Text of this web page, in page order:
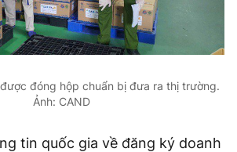
đóng hộp chuẩn bị đưa ra thị trường.
Ảnh: CAND
tin quốc gia về đăng ký doanh